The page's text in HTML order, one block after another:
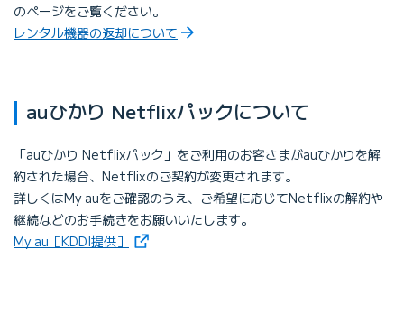
のページをご覧ください。
レンタル機器の返却について
auひかり Netflixパックについて
「auひかり Netflixパック」をご利用のお客さまがauひかりを解
約された場合、Netflixのご契約が変更されます。
詳しくはMy auをご確認のうえ、ご希望に応じてNetflixの解約や
継続などのお手続きをお願いいたします。
My au［KDDI提供］
（新しいタブで開きます）